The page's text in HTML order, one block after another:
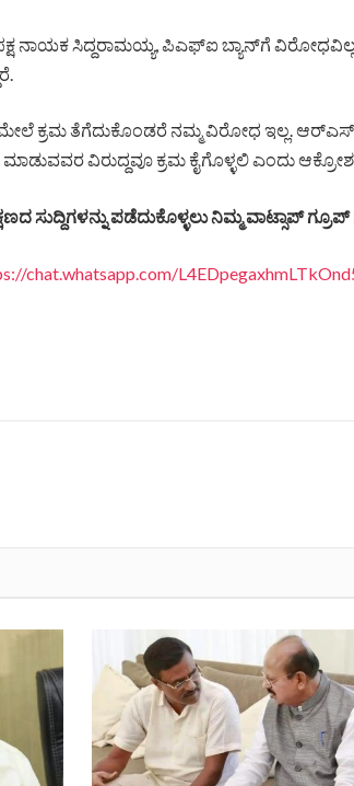
ನಾಯಕ ಸಿದ್ದರಾಮಯ್ಯ, ಪಿಎಫ್‌ಐ ಬ್ಯಾನ್‌ಗೆ
ಮೇಲೆ ಕ್ರಮ ತೆಗೆದುಕೊಂಡರೆ ನಮ್ಮ ವಿರೋಧ ಇಲ್ಲ.
ವಿರುದ್ದವೂ ಕ್ರಮ ಕೈಗೊಳ್ಳಲಿ ಎಂದು ಆಕ್ರೋಶ
ಸುದ್ದಿಗಳನ್ನು ಪಡೆದುಕೊಳ್ಳಲುನಿಮ್ಮ ವಾಟ್ಸಾಪ್ ಗ್ರೂಪ್
chat.whatsapp.com/